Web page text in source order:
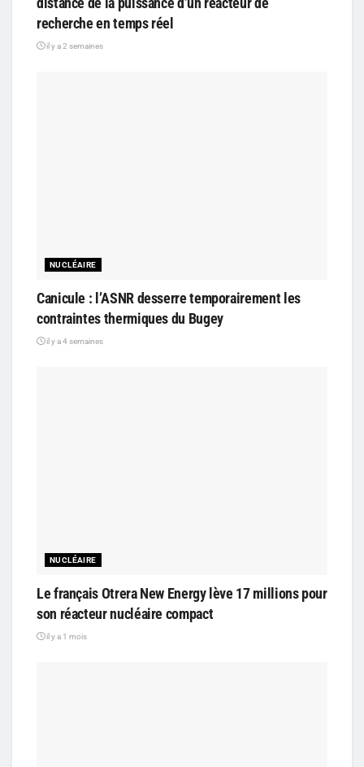
recherche en temps réel
il y a 2 semaines
NUCLÉAIRE
Canicule : l’ASNR desserre temporairement les
contraintes thermiques du Bugey
il y a 4 semaines
NUCLÉAIRE
Le français Otrera New Energy lève 17 millions pour
son réacteur nucléaire compact
il y a 1 mois